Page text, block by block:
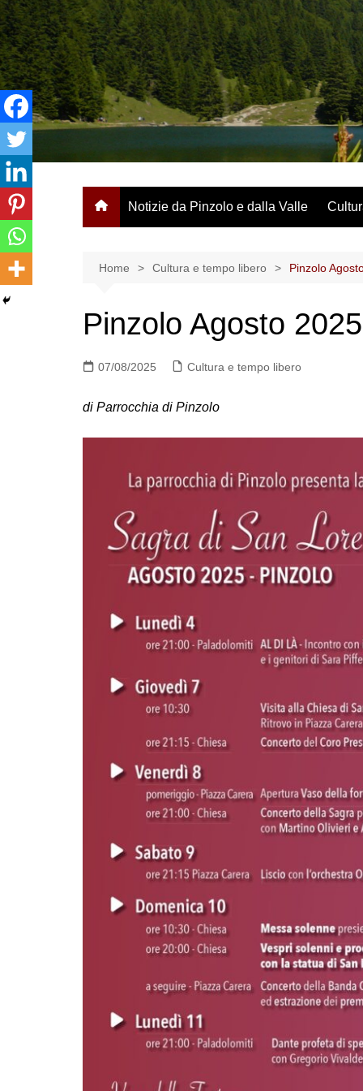
Salta
al
contenuto
Notizie da Pinzolo e dalla Valle
Home Cultura e tempo libero Pinzolo
Pinzolo Agosto
07/08/2025 Cultura e tempo libero
di Parrocchia di Pinzolo